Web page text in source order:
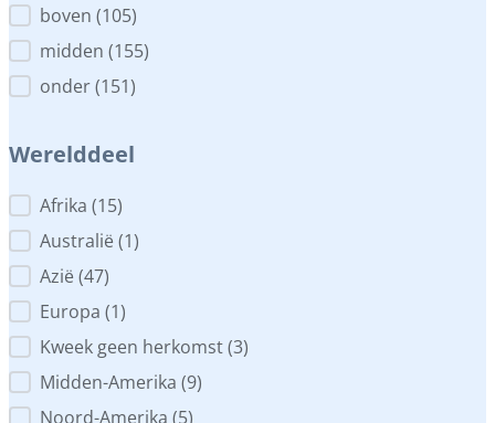
Plaats in het aquarium
boven (105)
midden (155)
onder(151)
Werelddeel
Werelddeel
Afrika (15)
Australië (1)
Azië (47)
Europa (1)
Kweek geen herkomst(3)
Midden-Amerika (9)
Noord-Amerika (5)